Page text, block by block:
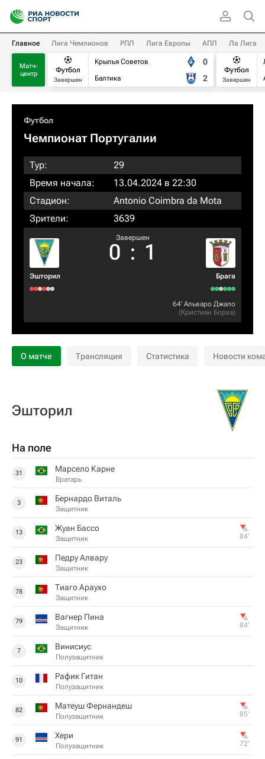
Главное Лига Чемпионов РПЛ Лига Европы АПЛ Ла Лига
Матч-
центр
Футбол
Завершен
Крылья Советов
Балтика
0
2
Футбол
Завершен
Футбол
Чемпионат Португалии
Тур:
29
Время начала:
13.04.2024 в 22:30
Стадион:
Antonio Coimbra da Mota
Зрители:
3639
Эшторил
Завершен
0 : 1
Брага
64‎’‎ Альваро Джало
(Кристиан Борха)
О матче Трансляция Статистика Новости
Эшторил
На поле
31 Марсело Карне
Вратарь
3 Бернардо Виталь
Защитник
13 Жуан Бассо
Защитник 84‎’‎
23 Педру Алвару
Защитник
78 Тиаго Араухо
Защитник
79 Вагнер Пина
Защитник 84‎’‎
7 Винисиус
Полузащитник
10 Рафик Гитан
Полузащитник
82 Матеуш Фернандеш
Полузащитник 85‎’‎
91 Хери
Полузащитник 72‎’‎